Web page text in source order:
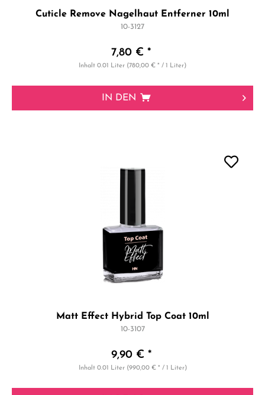
Cuticle Remove Nagelhaut Entferner 10ml
10-3127
7,80 € *
Inhalt0.01 Liter (780,00 € * / 1 Liter)
IN DEN
Matt Effect Hybrid Top Coat 10ml
10-3107
9,90 € *
Inhalt 0.01 Liter (990,00 € * / 1 Liter)